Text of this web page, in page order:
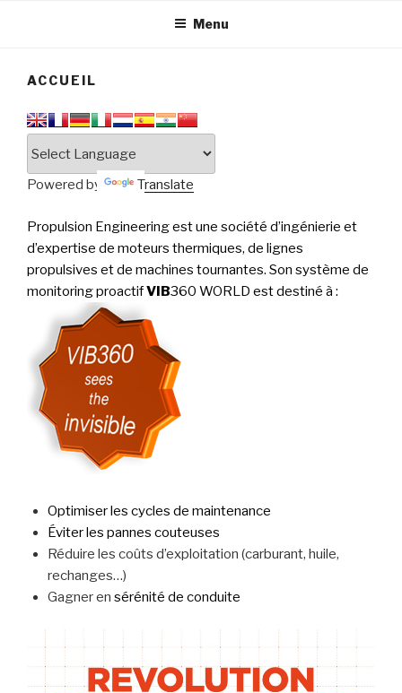
PERFORMANCE
Menu
ACCUEIL
Powered by Translate
Propulsion Engineering est une société d’ingénierie et
d’expertise de moteurs thermiques, de lignes
propulsives et de machines tournantes. Son système de
monitoring proactifVIB360 WORLD est destiné à :
Optimiser les cycles de maintenance
Éviter les pannes couteuses
Réduire les coûts d’exploitation (carburant, huile,
rechanges…)
Gagner en sérénité de conduite